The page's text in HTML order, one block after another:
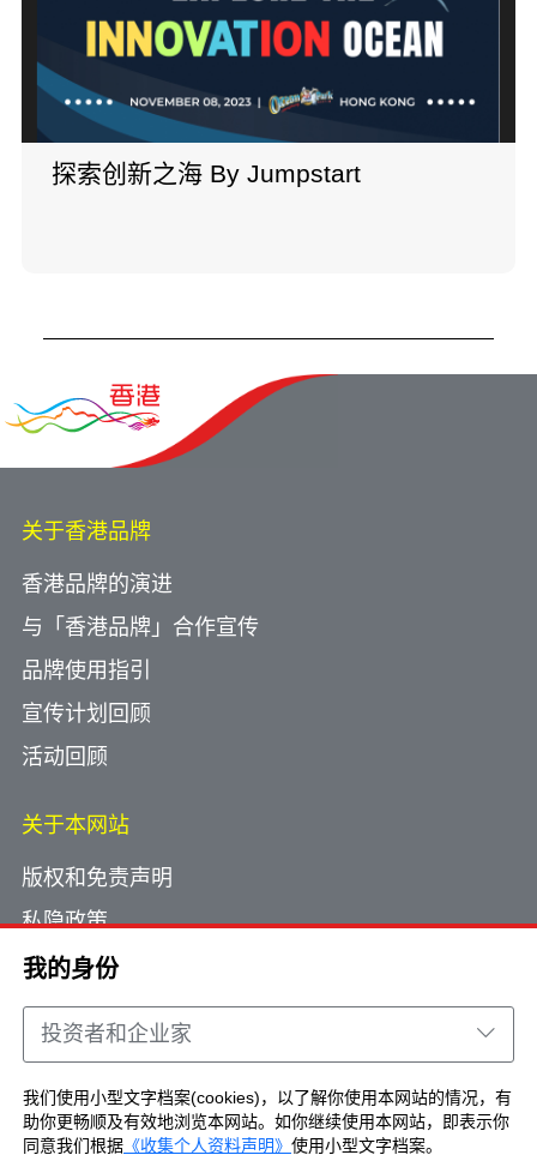
我的身份
投资者和企业家
我们使用小型文字档案(cookies)，以了解你使用本网站的情况，有
助你更畅顺及有效地浏览本网站。如你继续使用本网站，即表示你
同意我们根据 《收集个人资料声明》 使用小型文字档案。
探索创新之海 By Jumpstart
关于香港品牌
香港品牌的演进
与「香港品牌」合作宣传
品牌使用指引
宣传计划回顾
活动回顾
关于本网站
版权和免责声明
私隐政策
使用小型文字档案
网页指南
联络我们
Copyright © Brand Hong Kong. All Rights